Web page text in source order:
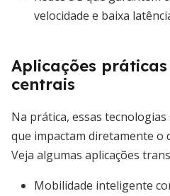
velocidade e baixa
Aplicações
centrais
Na prática, essas
que impactam diretamente o
Veja algumas aplicações
Mobilidade inteligente